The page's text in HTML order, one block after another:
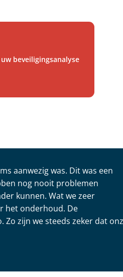
beveiligingsanalyse
aanwezig was. Dit was een
nog nooit problemen
kunnen. Wat we zeer
het onderhoud. De
zijn we steeds zeker dat